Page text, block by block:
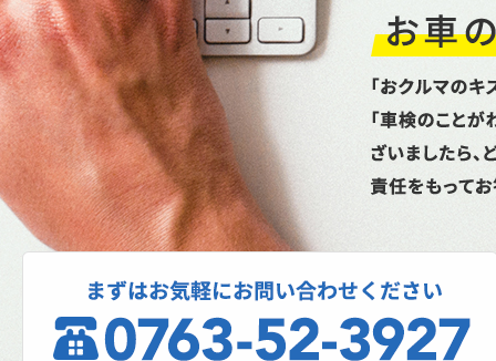
2026.1.6
新年あけましておめでとうござ
ます
昨年は格別のお引立てを賜り厚く御礼申し
上げます。本年もどうぞよろしくお願い申
し上げます。本日より通常...
スパネージ（スポット溶接機）
理、成功なるか！？
自動車修理工場では、日々さまざまな設備